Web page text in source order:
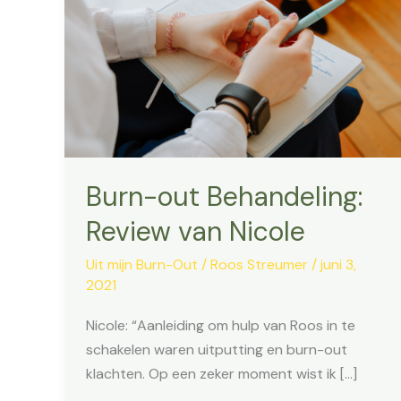
Burn-out Behandeling:
Review van Nicole
Uit mijn Burn-Out /Roos Streumer/juni 3,
2021
Nicole: “Aanleiding om hulp van Roos in te
schakelen waren uitputting en burn-out
klachten. Op een zeker moment wist ik […]